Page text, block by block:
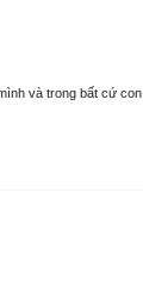
và trong bất cứ con